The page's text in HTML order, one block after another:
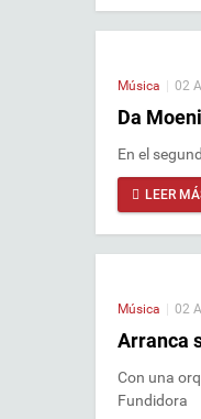
Música 02
Da
En el
LEER
Música 02
Arranca
Con una
Fundidora